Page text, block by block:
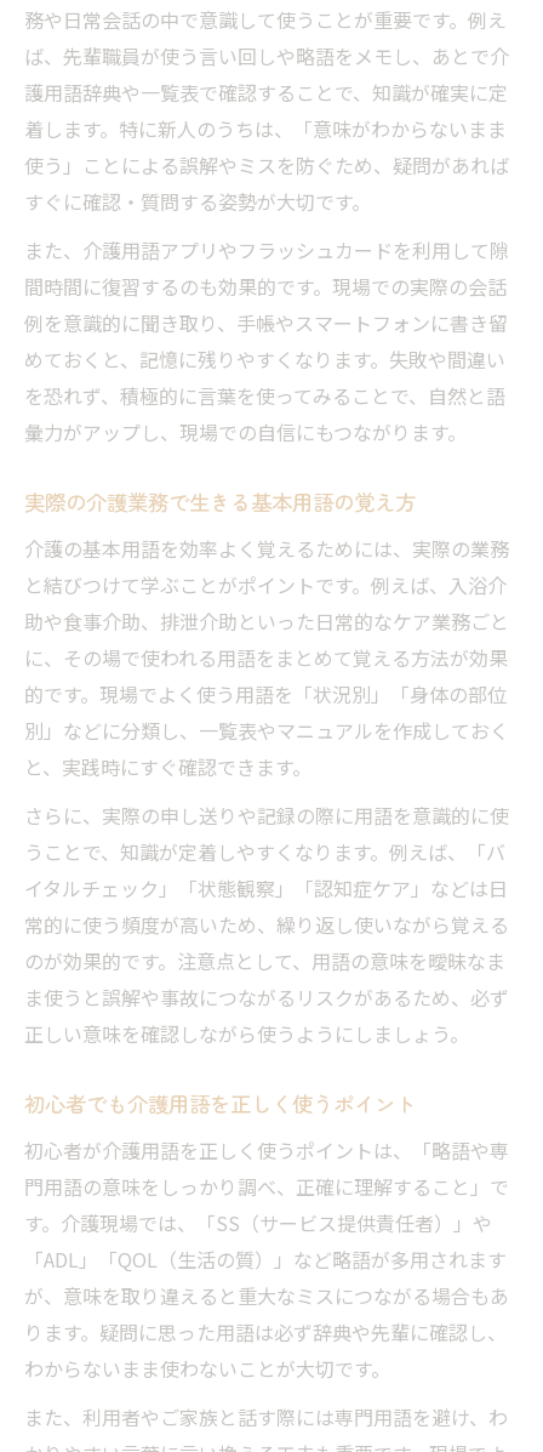
法
一覧活用で介護用語を無理なく暗記するコ
ツ
覚え方を変えて介護用語力を底上げする秘
訣
こんなときどう書く？介護現場の言い換え表現
集
介護現場で役立つ言い換え表現の実例集
NGワードを避ける介護用語の書き方ポイン
ト
失礼にならない介護言い換えのコツと工夫
利用者対応で使える介護用語言い換え術
介護記録に生かす適切な表現の選び方
介護用語をアプリで学ぶ新時代の学習スタイル
介護用語アプリの活用で効率学習を実現す
る
スキマ時間に役立つ介護用語アプリの選び
方
介護用語をアプリで覚える最新勉強法
辞典アプリで介護用語を楽しく学ぶコツ
アプリ学習で介護用語を無理なく暗記する
方法
務や日常会話の中で意識して使うことが重要です。例え
ば、先輩職員が使う言い回しや略語をメモし、あとで介
護用語辞典や一覧表で確認することで、知識が確実に定
着します。特に新人のうちは、「意味がわからないまま
使う」ことによる誤解やミスを防ぐため、疑問があれば
すぐに確認・質問する姿勢が大切です。
また、介護用語アプリやフラッシュカードを利用して隙
間時間に復習するのも効果的です。現場での実際の会話
例を意識的に聞き取り、手帳やスマートフォンに書き留
めておくと、記憶に残りやすくなります。失敗や間違い
を恐れず、積極的に言葉を使ってみることで、自然と語
彙力がアップし、現場での自信にもつながります。
実際の介護業務で生きる基本用語の覚え方
介護の基本用語を効率よく覚えるためには、実際の業務
と結びつけて学ぶことがポイントです。例えば、入浴介
助や食事介助、排泄介助といった日常的なケア業務ごと
に、その場で使われる用語をまとめて覚える方法が効果
的です。現場でよく使う用語を「状況別」「身体の部位
別」などに分類し、一覧表やマニュアルを作成しておく
と、実践時にすぐ確認できます。
さらに、実際の申し送りや記録の際に用語を意識的に使
うことで、知識が定着しやすくなります。例えば、「バ
イタルチェック」「状態観察」「認知症ケア」などは日
常的に使う頻度が高いため、繰り返し使いながら覚える
のが効果的です。注意点として、用語の意味を曖昧なま
ま使うと誤解や事故につながるリスクがあるため、必ず
正しい意味を確認しながら使うようにしましょう。
初心者でも介護用語を正しく使うポイント
初心者が介護用語を正しく使うポイントは、「略語や専
門用語の意味をしっかり調べ、正確に理解すること」で
す。介護現場では、「SS（サービス提供責任者）」や
「ADL」「QOL（生活の質）」など略語が多用されます
が、意味を取り違えると重大なミスにつながる場合もあ
ります。疑問に思った用語は必ず辞典や先輩に確認し、
わからないまま使わないことが大切です。
また、利用者やご家族と話す際には専門用語を避け、わ